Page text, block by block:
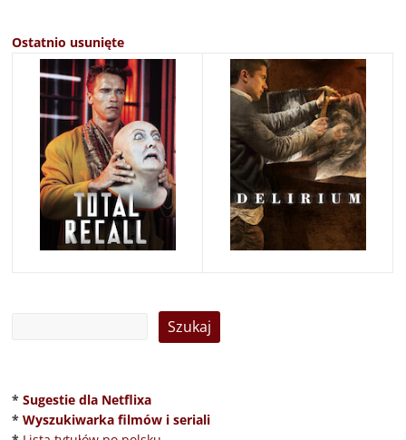
Ostatnio usunięte
* Sugestie dla Netflixa
* Wyszukiwarka filmów i seriali